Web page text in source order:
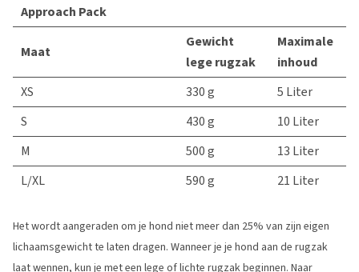
Approach Pack
Maat
Gewicht
lege rugzak
Maximale
inhoud
XS
330 g
5 Liter
S
430 g
10 Liter
M
500 g
13 Liter
L/XL
590 g 21 Liter
Het wordt aangeraden om je hond niet meer dan 25% van zijn eigen
lichaamsgewicht te laten dragen. Wanneer je je hond aan de rugzak
laat wennen, kun je met een lege of lichte rugzak beginnen. Naar